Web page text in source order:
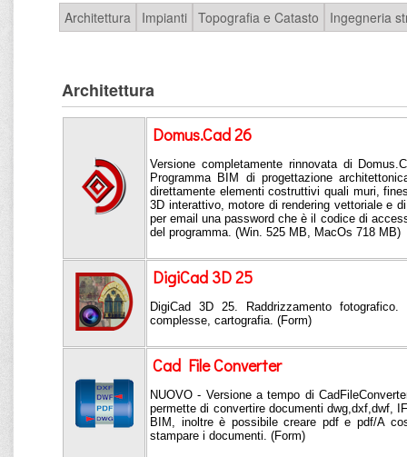
Architettura Impianti Topografia e Catasto Ingegneria
Architettura
Domus.Cad 26
Versione completamente rinnovata di
Programma BIM di progettazione
direttamente elementi costruttivi quali muri,
3D interattivo, motore di rendering vettoriale e
per email una password che è il codice di
del programma. (Win. 525 MB, MacOs 718 MB)
DigiCad 3D 25
DigiCad 3D 25. Raddrizzamento
complesse, cartografia. (Form)
Cad File Converter
NUOVO - Versione a tempo di
permette di convertire documenti dwg,dxf,dwf,
BIM, inoltre è possibile creare pdf e pdf/A
stampare i documenti. (Form)